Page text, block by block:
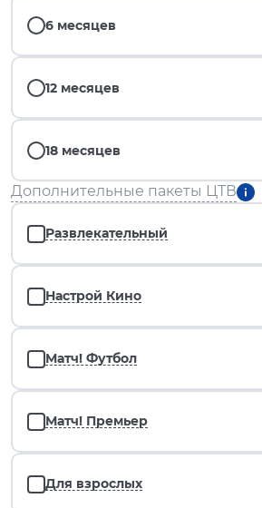
6 месяцев
12 месяцев
18 месяцев
Дополнительные пакеты ЦТВ
Развлекательный
Настрой Кино
Матч! Футбол
Матч! Премьер
Для взрослых